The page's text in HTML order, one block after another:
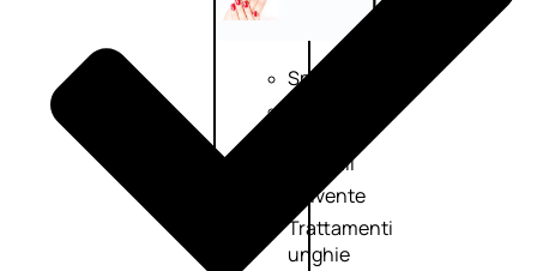
Unghie
Smalto
speciali
Solvente
Trattamenti
unghie